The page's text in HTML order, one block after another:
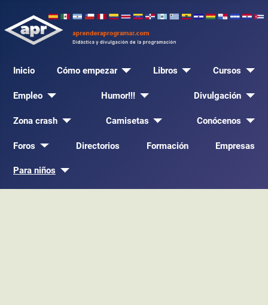
Inicio Cómo empezar Libros Cursos
Empleo Humor!!! Divulgación
Zona crash Camisetas Conócenos
Foros Directorios Formación Empresas
Para niños